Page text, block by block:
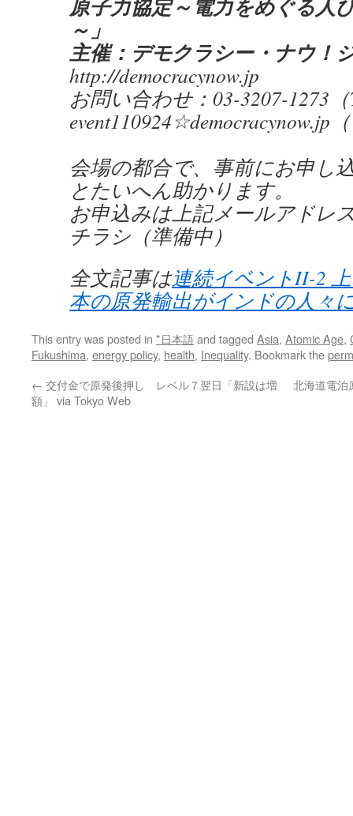
原子力協定～電力をめぐる人
～」
主催：デモクラシー・ナウ！
http://democracynow.jp
お問い合わせ：03-3207-
event110924☆democracynow.jp
会場の都合で、事前にお申し
とたいへん助かります。
お申込みは上記メールアドレ
チラシ（準備中）
全文記事は連続イベントII-2
本の原発輸出がインドの人々
This entry was posted in *日本語and tagged Asia, Atomic Age,
Fukushima, energy policy, health, Inequality. Bookmark the
← 交付金で原発後押し レベル７翌日「新設は増
額」 via Tokyo Web
北海道電